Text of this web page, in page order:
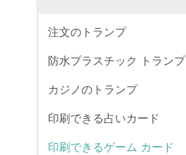
注文のトランプ
防水プラスチック トランプ
カジノのトランプ
印刷できる占いカード
印刷できるゲーム カード